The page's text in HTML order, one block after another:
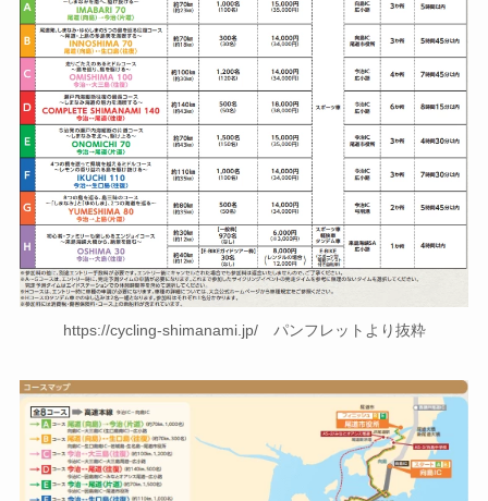
https://cycling-shimanami.jp/ パンフレットより抜粋